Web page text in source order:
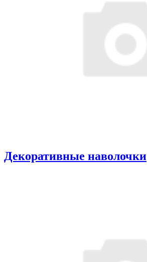
Декоративные наволочки